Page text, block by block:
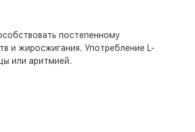
постепенному
и жиросжигания. Употребление L-
или аритмией.